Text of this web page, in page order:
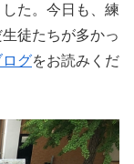
た。今日も、練
徒たちが多かっ
グをお読みくだ